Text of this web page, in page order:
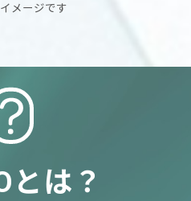
メージです
とは？